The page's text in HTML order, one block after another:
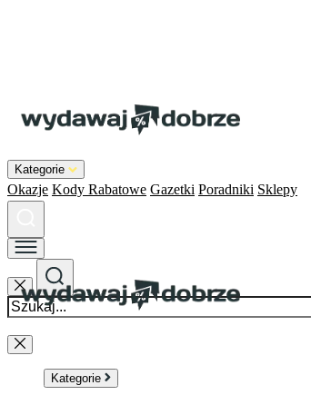
Kategorie
Okazje Kody Rabatowe Gazetki Poradniki Sklepy
Kategorie